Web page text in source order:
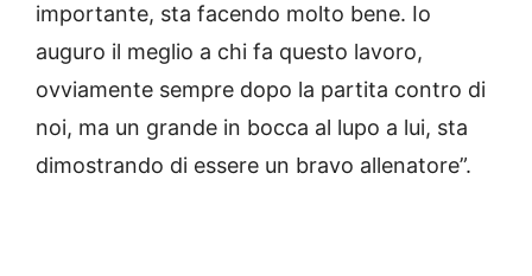
importante, sta facendo molto bene. Io
auguro il meglio a chi fa questo lavoro,
ovviamente sempre dopo la partita contro di
noi, ma un grande in bocca al lupo a lui, sta
dimostrando di essere un bravo allenatore”.